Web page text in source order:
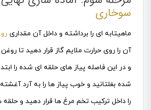
سوخاری
ماهیتابه ای را برداشته و داخل آن مقداری
آن را روی حرارت ملایم گاز قرار دهید تا
و در این فاصله پیاز های حلقه ای شده را
شده بغلتانید و خوب پیاز ها را به آرد
را داخل ترکیب تخم مرغ ها قرار دهید و حلقه